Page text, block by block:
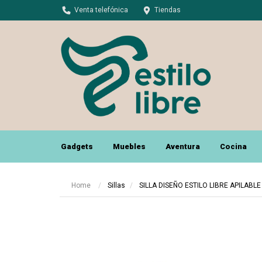
Venta telefónica Tiendas
Gadgets Muebles Aventura Cocina
Home Sillas SILLA DISEÑO ESTILO LIBRE